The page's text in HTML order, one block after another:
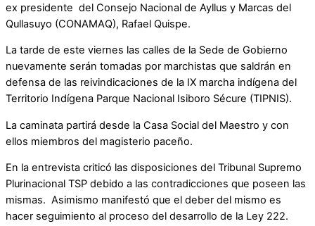
ex presidente del Consejo Nacional de Ayllus y Marcas del
Qullasuyo (CONAMAQ), Rafael Quispe.
La tarde de este viernes las calles de la Sede de Gobierno
nuevamente serán tomadas por marchistas que saldrán en
defensa de las reivindicaciones de la IX marcha indígena del
Territorio Indígena Parque Nacional Isiboro Sécure (TIPNIS).
La caminata partirá desde la Casa Social del Maestro y con
ellos miembros del magisterio paceño.
En la entrevista criticó las disposiciones del Tribunal Supremo
Plurinacional TSP debido a las contradicciones que poseen las
mismas. Asimismo manifestó que el deber del mismo es
hacer seguimiento al proceso del desarrollo de la Ley 222.